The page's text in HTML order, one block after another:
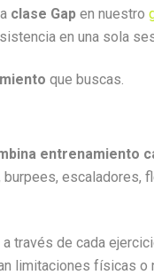
clase Gap en nuestro
en una sola
que buscas.
entrenamiento
escaladores,
través de cada
limitaciones físicas o